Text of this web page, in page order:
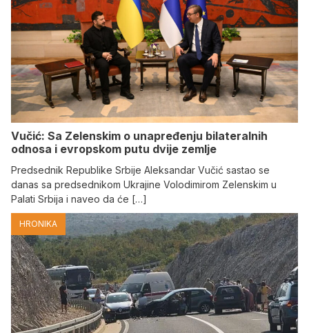
Vučić: Sa Zelenskim o unapređenju bilateralnih
odnosa i evropskom putu dvije zemlje
Predsednik Republike Srbije Aleksandar Vučić sastao se
danas sa predsednikom Ukrajine Volodimirom Zelenskim u
Palati Srbija i naveo da će […]
HRONIKA